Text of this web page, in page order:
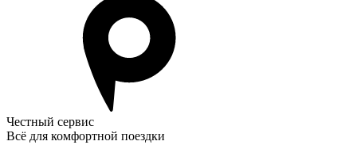
Честный сервис
Всё для комфортной поездки